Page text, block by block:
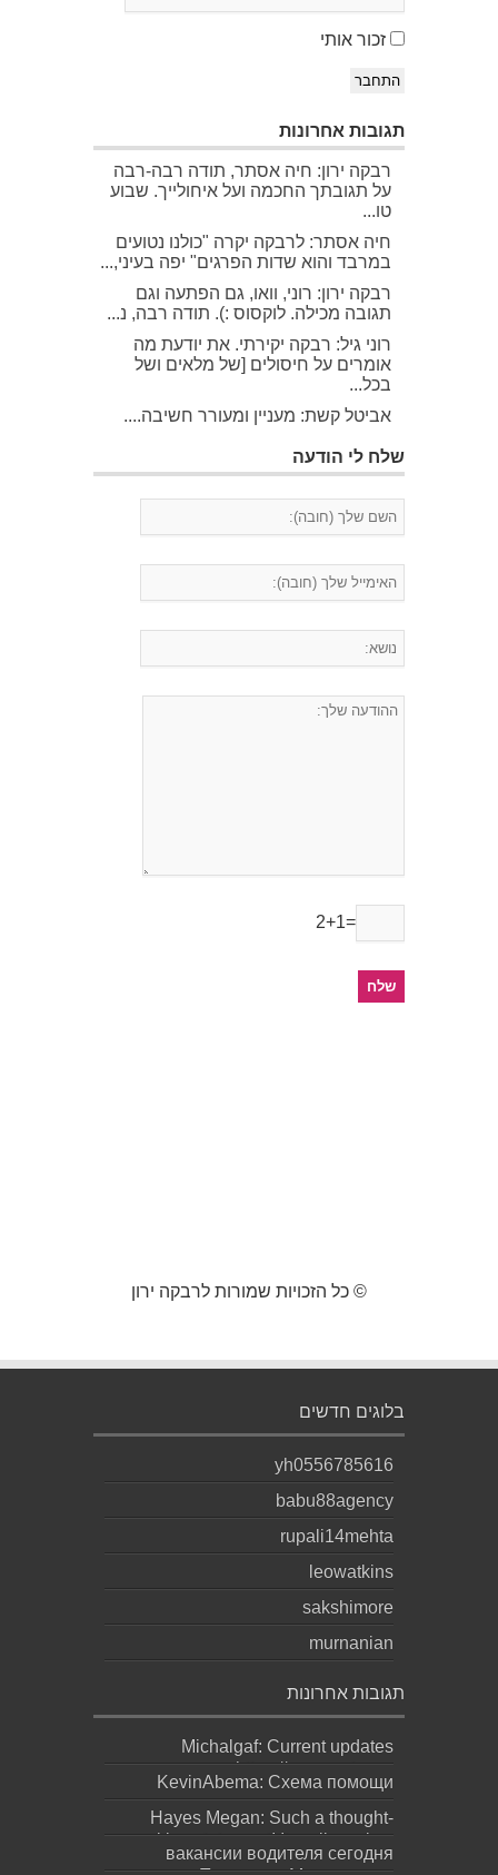
זכור אותי
התחבר
תגובות אחרונות
רבקה ירון: חיה אסתר, תודה רבה-רבה
על תגובתך החכמה ועל איחולייך. שבוע
טו...
חיה אסתר: לרבקה יקרה "כולנו נטועים
במרבד והוא שדות הפרגים" יפה בעיני,...
רבקה ירון: רוני, וואו, גם הפתעה וגם
תגובה מכילה. לוקסוס :). תודה רבה, נ...
רוני גיל: רבקה יקירתי. את יודעת מה
אומרים על חיסולים [של מלאים ושל
בכל...
אביטל קשת: מעניין ומעורר חשיבה....
שלח לי הודעה
2+1=
© כל הזכויות שמורות לרבקה ירון
בלוגים חדשים
yh0556785616
babu88agency
rupali14mehta
leowatkins
sakshimore
murnanian
תגובות אחרונות
Michalgaf: Current updates
https://sapreqot.com...
KevinAbema: Схема помощи
зависит от состояния, стажа
употребления, проти...
Hayes Megan: Such a thought-
provoking statement! It really makes
you ques...
вакансии водителя сегодня